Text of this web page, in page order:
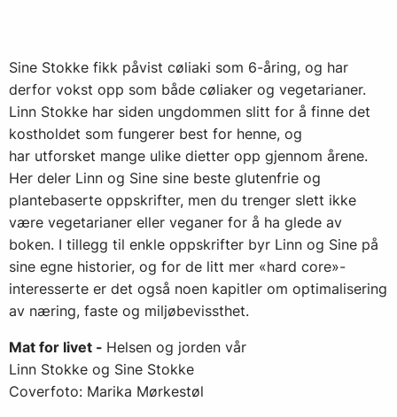
Sine Stokke fikk påvist cøliaki som 6-åring, og har
derfor vokst opp som både cøliaker og vegetarianer.
Linn Stokke har siden ungdommen slitt for å finne det
kostholdet som fungerer best for henne, og
har utforsket mange ulike dietter opp gjennom årene.
Her deler Linn og Sine sine beste glutenfrie og
plantebaserte oppskrifter, men du trenger slett ikke
være vegetarianer eller veganer for å ha glede av
boken. I tillegg til enkle oppskrifter byr Linn og Sine på
sine egne historier, og for de litt mer «hard core»-
interesserte er det også noen kapitler om optimalisering
av næring, faste og miljøbevissthet.
Mat for livet - Helsen og jorden vår
Linn Stokke og Sine Stokke
Coverfoto: Marika Mørkestøl